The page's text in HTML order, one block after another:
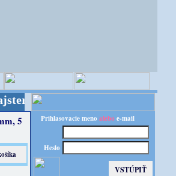
sveta - Kvalita za
5
Prihlasovacie meno alebo e-mail
Heslo